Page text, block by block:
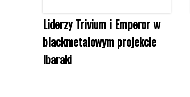
Liderzy Trivium i Emperor w
blackmetalowym projekcie
Ibaraki